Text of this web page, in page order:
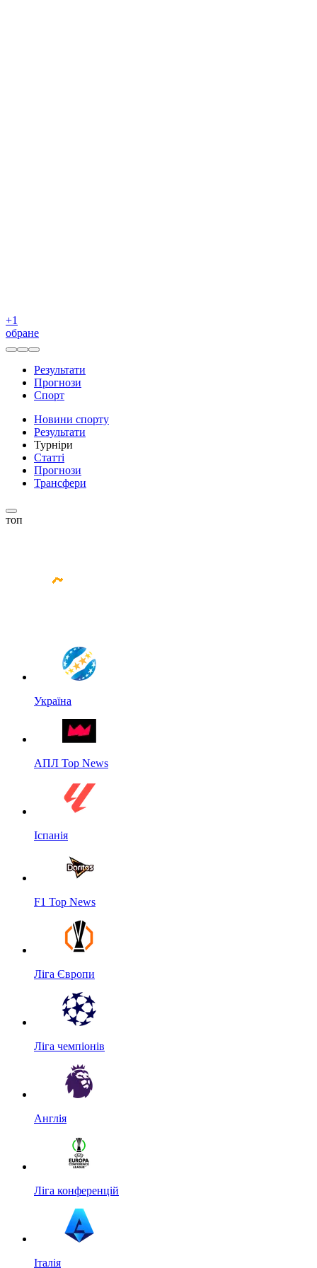
+1
обране
Результати
Прогнози
Спорт
Новини спорту
Результати
Турніри
Статті
Прогнози
Трансфери
топ
Україна
АПЛ Top News
Іспанія
F1 Top News
Ліга Європи
Ліга чемпіонів
Англія
Ліга конференцій
Італія